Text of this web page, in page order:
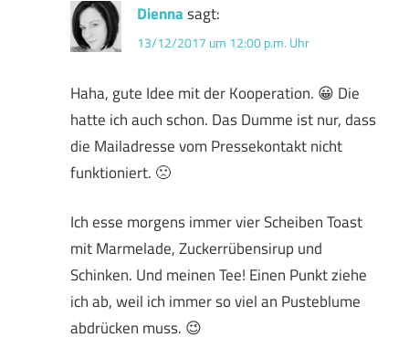
Diennasagt:
13/12/2017 um 12:00 p.m. Uhr
Haha, gute Idee mit der Kooperation. 😀 Die
hatte ich auch schon. Das Dumme ist nur, dass
die Mailadresse vom Pressekontakt nicht
funktioniert. 🙁
Ich esse morgens immer vier Scheiben Toast
mit Marmelade, Zuckerrübensirup und
Schinken. Und meinen Tee! Einen Punkt ziehe
ich ab, weil ich immer so viel an Pusteblume
abdrücken muss. 😉